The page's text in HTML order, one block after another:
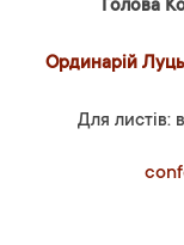
Голова
Ординарій
Для листів: